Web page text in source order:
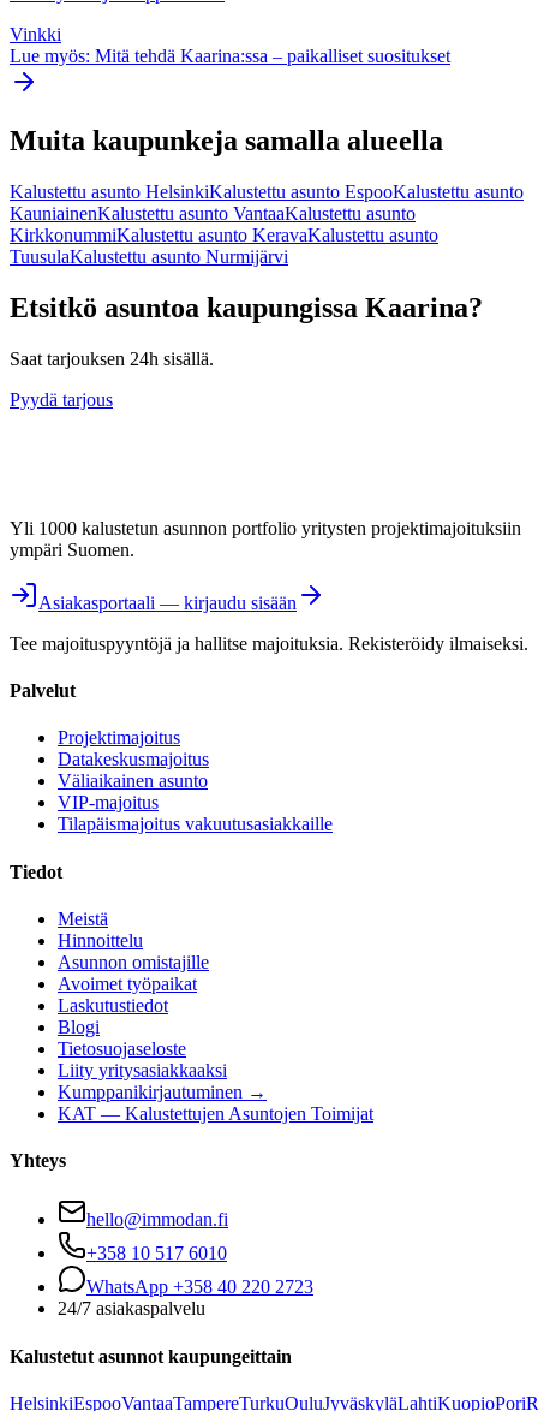
Vinkki
Lue myös: Mitä tehdä Kaarina:ssa – paikalliset suositukset
Muita kaupunkeja samalla alueella
Kalustettu asunto HelsinkiKalustettu asunto EspooKalustettu asunto
KauniainenKalustettu asunto VantaaKalustettu asunto
KirkkonummiKalustettu asunto KeravaKalustettu asunto
TuusulaKalustettu asunto Nurmijärvi
Etsitkö asuntoa kaupungissa Kaarina?
Saat tarjouksen 24h sisällä.
Pyydä tarjous
Yli 1000 kalustetun asunnon portfolio yritysten projektimajoituksiin
ympäri Suomen.
Asiakasportaali — kirjaudu sisään
Tee majoituspyyntöjä ja hallitse majoituksia. Rekisteröidy ilmaiseksi.
Palvelut
Projektimajoitus
Datakeskusmajoitus
Väliaikainen asunto
VIP-majoitus
Tilapäismajoitus vakuutusasiakkaille
Tiedot
Meistä
Hinnoittelu
Asunnon omistajille
Avoimet työpaikat
Laskutustiedot
Blogi
Tietosuojaseloste
Liity yritysasiakkaaksi
Kumppanikirjautuminen →
KAT — Kalustettujen Asuntojen Toimijat
Yhteys
hello@immodan.fi
+358 10 517 6010
WhatsApp +358 40 220 2723
24/7 asiakaspalvelu
Kalustetut asunnot kaupungeittain
HelsinkiEspooVantaaTampereTurkuOuluJyväskyläLahtiKuopioPori